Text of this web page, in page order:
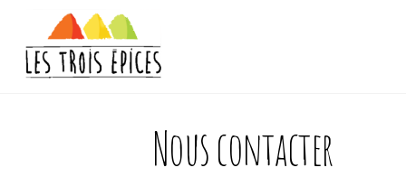
Nous contacter